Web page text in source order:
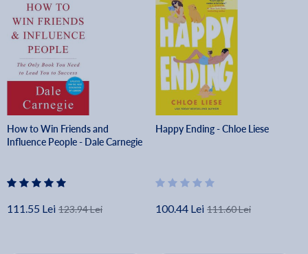
How to Win Friends and
Influence People - Dale Carnegie
111.55 Lei 123.94 Lei
Happy Ending - Chloe Liese
100.44 Lei 111.60 Lei